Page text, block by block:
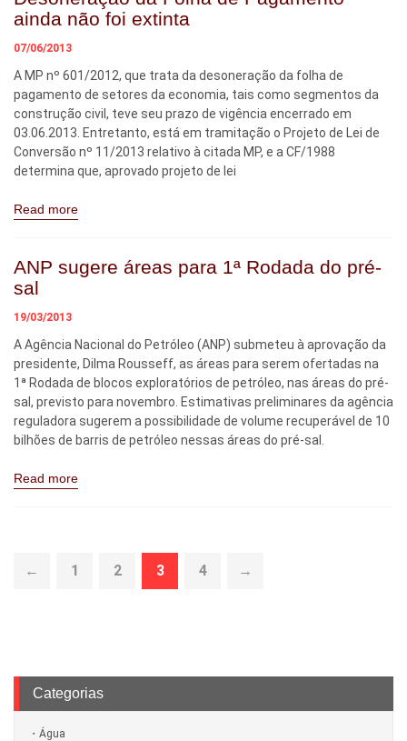
ainda não foi extinta
07/06/2013
A MP nº 601/2012, que trata da desoneração da folha de
pagamento de setores da economia, tais como segmentos da
construção civil, teve seu prazo de vigência encerrado em
03.06.2013. Entretanto, está em tramitação o Projeto de Lei de
Conversão nº 11/2013 relativo à citada MP, e a CF/1988
determina que, aprovado projeto de lei
Read more
ANP sugere áreas para 1ª Rodada do pré-
sal
19/03/2013
A Agência Nacional do Petróleo (ANP) submeteu à aprovação da
presidente, Dilma Rousseff, as áreas para serem ofertadas na
1ª Rodada de blocos exploratórios de petróleo, nas áreas do pré-
sal, previsto para novembro. Estimativas preliminares da agência
reguladora sugerem a possibilidade de volume recuperável de 10
bilhões de barris de petróleo nessas áreas do pré-sal.
Read more
← 1 2 3 4 →
Categorias
Água